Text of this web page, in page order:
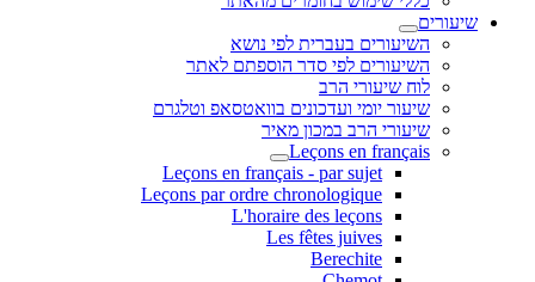
שיעורים
השיעורים בעברית לפי נושא
השיעורים לפי סדר הוספתם לאתר
לוח שיעורי הרב
שיעור יומי ועדכונים בוואטסאפ וטלגרם
שיעורי הרב במכון מאיר
Leçons en français
Leçons en français - par sujet
Leçons par ordre chronologique
L'horaire des leçons
Les fêtes juives
Berechite